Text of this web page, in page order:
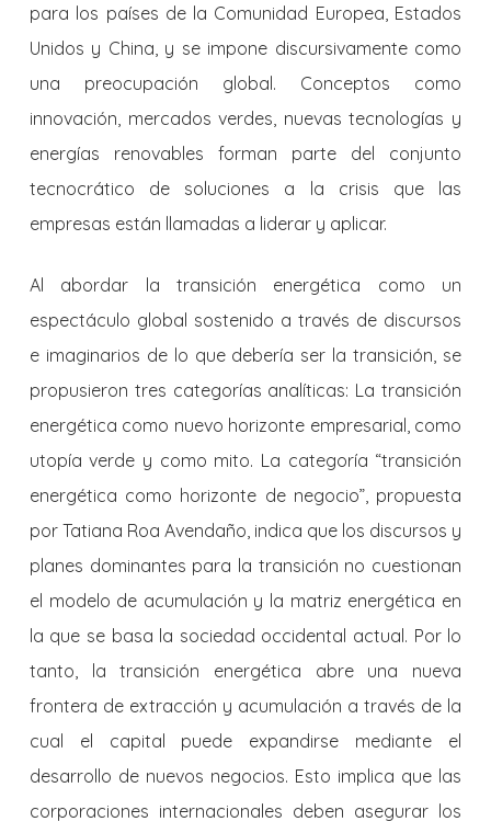
para los países de la Comunidad Europea, Estados
Unidos y China, y se impone discursivamente como
una preocupación global. Conceptos como
innovación, mercados verdes, nuevas tecnologías y
energías renovables forman parte del conjunto
tecnocrático de soluciones a la crisis que las
empresas están llamadas a liderar y aplicar.
Al abordar la transición energética como un
espectáculo global sostenido a través de discursos
e imaginarios de lo que debería ser la transición, se
propusieron tres categorías analíticas: La transición
energética como nuevo horizonte empresarial, como
utopía verde y como mito. La categoría “transición
energética como horizonte de negocio”, propuesta
por Tatiana Roa Avendaño, indica que los discursos y
planes dominantes para la transición no cuestionan
el modelo de acumulación y la matriz energética en
la que se basa la sociedad occidental actual. Por lo
tanto, la transición energética abre una nueva
frontera de extracción y acumulación a través de la
cual el capital puede expandirse mediante el
desarrollo de nuevos negocios. Esto implica que las
corporaciones internacionales deben asegurar los